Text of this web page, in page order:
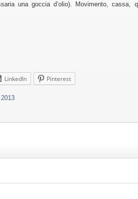
una goccia d’olio). Movimento, cassa,
LinkedIn Pinterest